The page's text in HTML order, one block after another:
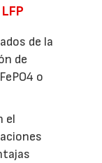
de la
de
o
el